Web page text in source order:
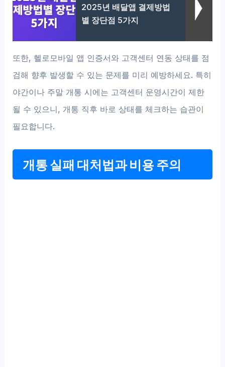
2025년 배달앱 결제방법
별 장단점 5가지
또한, 헬로모바일 앱 인증서와 고객센터 연동 상태를 점
검해 향후 발생할 수 있는 문제를 미리 예방하세요. 특히
야간이나 주말 개통 시에는 고객센터 운영시간이 제한
될 수 있으니, 개통 직후 바로 상태를 체크하는 습관이
필요합니다.
개통 실패 대처법과 비용 주의